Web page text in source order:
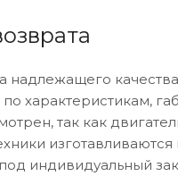
надлежащего
характеристикам,
так как
изготавливаются
индивидуальный